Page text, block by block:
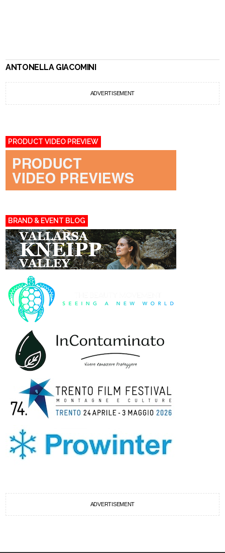
ANTONELLA GIACOMINI
ADVERTISEMENT
PRODUCT VIDEO PREVIEW
BRAND & EVENT BLOG
ADVERTISEMENT